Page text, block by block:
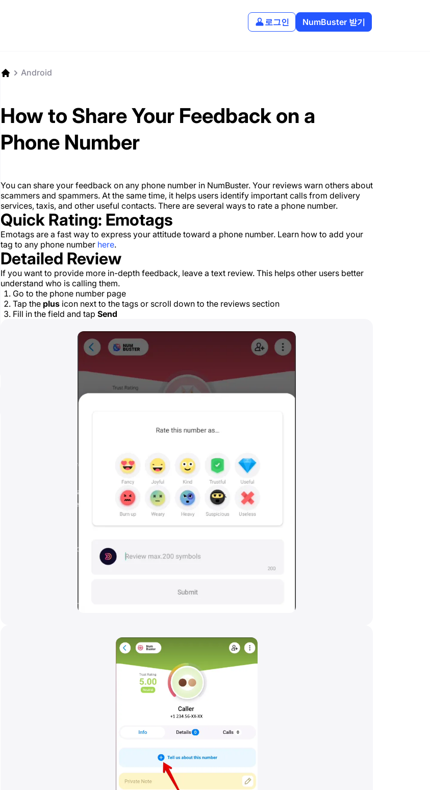
로그인 NumBuster 받기
Android
How to Share Your Feedback on a
Phone Number
You can share your feedback on any phone number in NumBuster. Your reviews warn others about
scammers and spammers. At the same time, it helps users identify important calls from delivery
services, taxis, and other useful contacts. There are several ways to rate a phone number.
Quick Rating: Emotags
Emotags are a fast way to express your attitude toward a phone number. Learn how to add your
tag to any phone number here.
Detailed Review
If you want to provide more in-depth feedback, leave a text review. This helps other users better
understand who is calling them.
Go to the phone number page
Tap the plus icon next to the tags or scroll down to the reviews section
Fill in the field and tap Send